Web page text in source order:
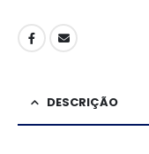
DESCRIÇÃO